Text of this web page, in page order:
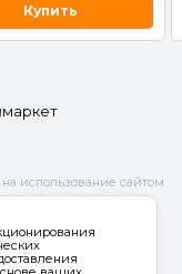
Купить
использование сайтом
функционирования
рекламной
и интересов.